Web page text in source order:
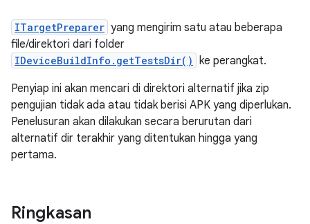
ITargetPreparer yang mengirim satu atau beberapa
file/direktori dari folder
IDeviceBuildInfo.getTestsDir() ke perangkat.
Penyiap ini akan mencari di direktori alternatif jika zip
pengujian tidak ada atau tidak berisi APK yang diperlukan.
Penelusuran akan dilakukan secara berurutan dari
alternatif dir terakhir yang ditentukan hingga yang
pertama.
Ringkasan